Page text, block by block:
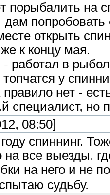
порыбалить на
дам
открыть
к концу мая.
работал в
у
правило нет -
специалист, но
08:50]
спиннинг.
на все выезды,
на него и не
судьбу.